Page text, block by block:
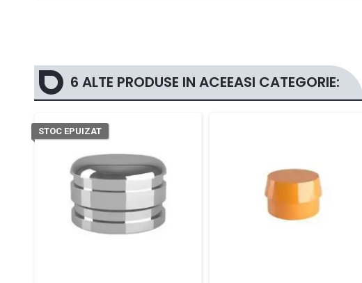
6 ALTE PRODUSE IN ACEEASI CATEGORIE:
STOC EPUIZAT